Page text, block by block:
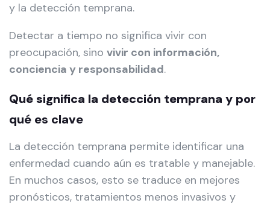
y la detección temprana.
Detectar a tiempo no significa vivir con
preocupación, sino vivir con información,
conciencia y responsabilidad.
Qué significa la detección temprana y por
qué es clave
La detección temprana permite identificar una
enfermedad cuando aún es tratable y manejable.
En muchos casos, esto se traduce en mejores
pronósticos, tratamientos menos invasivos y